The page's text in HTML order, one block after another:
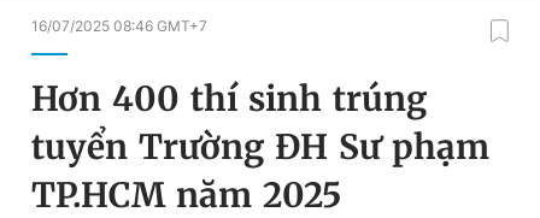
Chuyên mục
Chuyên mục khác
Đổi mật khẩu
Tin đã lưu
16/07/2025 08:46 GMT+7
Hơn 400 thí sinh trúng
tuyển Trường ĐH Sư phạm
TP.HCM năm 2025